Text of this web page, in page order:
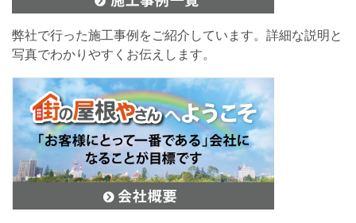
弊社で行った施工事例をご紹介しています。詳細な説明と
写真でわかりやすくお伝えします。